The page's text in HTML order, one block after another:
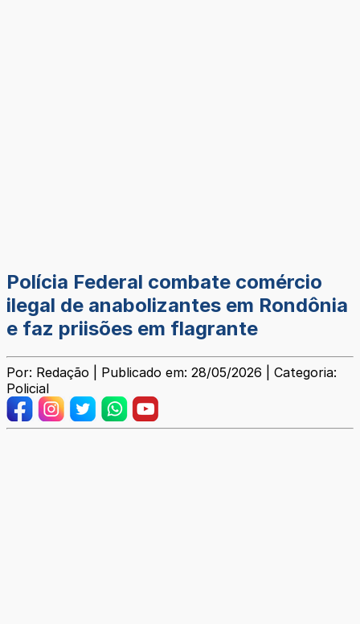
Polícia Federal combate comércio
ilegal de anabolizantes em Rondônia
e faz priisões em flagrante
Por: Redação | Publicado em: 28/05/2026 | Categoria:
Policial